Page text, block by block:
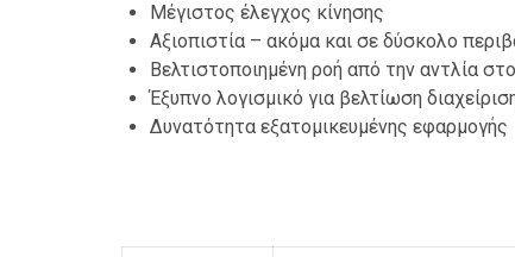
Μέγιστος έλεγχος κίνησης
Αξιοπιστία – ακόμα και σε δύσκολο
Βελτιστοποιημένη ροή από την αντλία
Έξυπνο λογισμικό για βελτίωση
Δυνατότητα εξατομικευμένης εφαρμογής